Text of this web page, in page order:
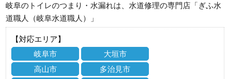
岐阜のトイレのつまり・水漏れは、水道修理の専門店「ぎふ水
道職人（岐阜水道職人）」
【対応エリア】
岐阜市
大垣市
高山市
多治見市